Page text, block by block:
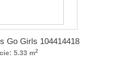
Go Girls 104414418
5.33 m2